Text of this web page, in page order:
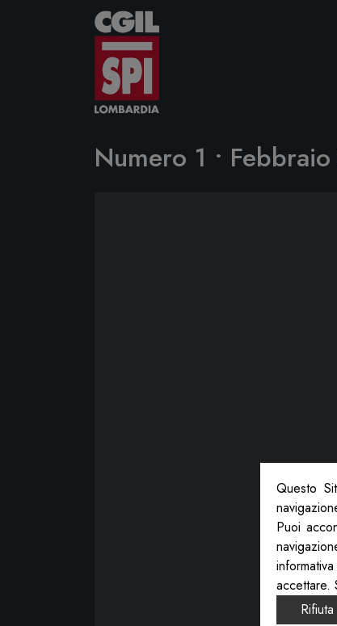
Vai al contenuto
Numero 1 •
Questo
Puoi
accettare.
Rifiuta